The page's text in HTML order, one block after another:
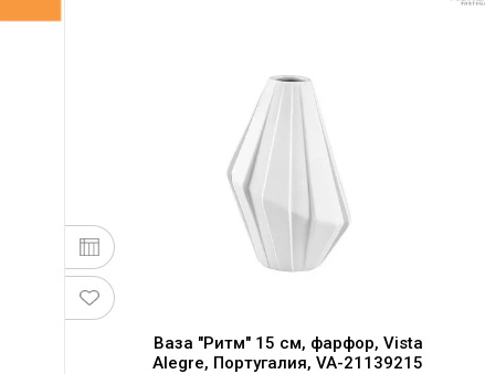
Ваза "Ритм" 15 см, фарфор, Vista
Alegre, Португалия, VA-21139215